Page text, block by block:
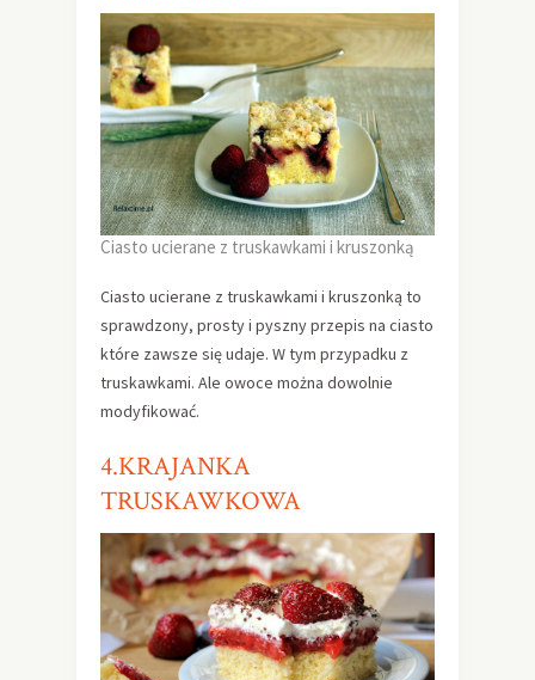
Ciasto ucierane z truskawkami i kruszonką
Ciasto ucierane z truskawkami i kruszonką to
sprawdzony, prosty i pyszny przepis na ciasto
które zawsze się udaje. W tym przypadku z
truskawkami. Ale owoce można dowolnie
modyfikować.
4.KRAJANKA
TRUSKAWKOWA